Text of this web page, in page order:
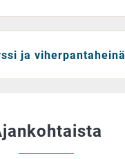
ja viherpantaheinä